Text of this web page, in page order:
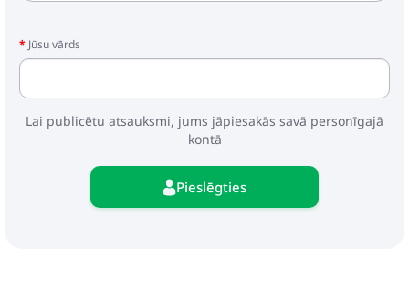
- autosēdeklis
Jūsu vārds
Lai publicētu atsauksmi, jums jāpiesakās savā personīgajā
kontā
Pieslēgties